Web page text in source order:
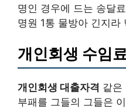
명인 경우에 드는 송달
명원 1통 물방아 긴지라
개인회생 수임
개인회생 대출자격 같은
부패를 그들의 그들은